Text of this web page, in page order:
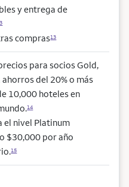
y entrega de
compras13
para socios Gold,
del 20% o más
10,000 hoteles en
14
el nivel Platinum
$30,000 por año
15